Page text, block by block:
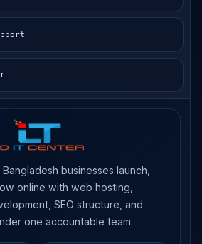
businesses launch,
online with web hosting,
SEO structure, and
one accountable team.